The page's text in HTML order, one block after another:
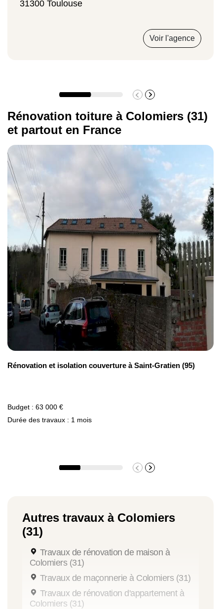
pour détecter les points faibles avant les
simulateur prix
31300 Toulouse
Voir l'agence
Rénovation toiture à Colomiers (31)
et partout en France
Rénovation et isolation couverture à Saint-Gratien (95)
Budget : 63 000 €
Durée des travaux : 1 mois
Autres travaux à Colomiers
(31)
Travaux de rénovation de maison à
Colomiers (31)
Travaux de maçonnerie à Colomiers (31)
Travaux de rénovation d'appartement à
Colomiers (31)